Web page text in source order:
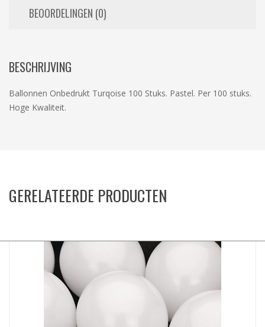
BEOORDELINGEN (0)
BESCHRIJVING
Ballonnen Onbedrukt Turqoise 100 Stuks. Pastel. Per 100 stuks.
Hoge Kwaliteit.
GERELATEERDE PRODUCTEN